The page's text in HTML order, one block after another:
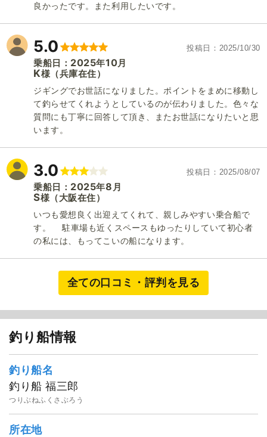
良かったです。また利用したいです。
5.0 投稿日 2025/10/30
乗船日： 2025年10月
K様 （兵庫在住）
ジギングでお世話になりました。ポイントをまめに移動し
て釣らせてくれようとしているのが伝わりました。色々な
質問にも丁寧に回答して頂き、またお世話になりたいと思
います。
3.0 投稿日 2025/08/07
乗船日： 2025年8 月
S様 （大阪在住）
いつも愛想良く出迎えてくれて、親しみやすい乗合船で
す。 駐車場も近くスペースもゆったりしていて初心者
の私には、もってこいの船になります。
全ての口コミ・評判を見る
釣り船情報
釣り船名
釣り船 福三郎
つりぶねふくさぶろう
所在地
1 /20